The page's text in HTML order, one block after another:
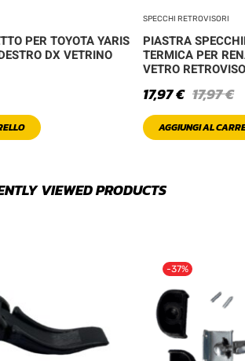
PER TOYOTA YARIS
DX VETRINO
SPECCHI RETROVISORI
PIASTRA
TERMICA PER
VETRO
17,97€
17,97€
AGGIUNGI AL
VIEWED PRODUCTS
-37%